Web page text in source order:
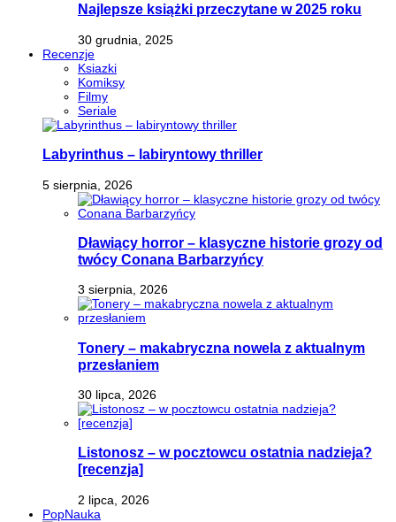
Najlepsze książki przeczytane w 2025 roku
30 grudnia, 2025
Recenzje
Ksiazki
Komiksy
Filmy
Seriale
Labyrinthus – labiryntowy thriller
5 sierpnia, 2026
Dławiący horror – klasyczne historie grozy od
twócy Conana Barbarzyńcy
3 sierpnia, 2026
Tonery – makabryczna nowela z aktualnym
przesłaniem
30 lipca, 2026
Listonosz – w pocztowcu ostatnia nadzieja?
[recenzja]
2 lipca, 2026
PopNauka